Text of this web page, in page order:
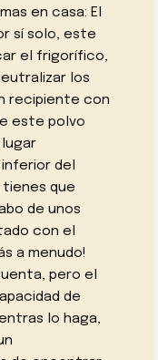
en casa: El
sí solo, este
el frigorífico,
los
recipiente con
este polvo
del
que
de unos
con el
a menudo!
pero el
de
lo haga,